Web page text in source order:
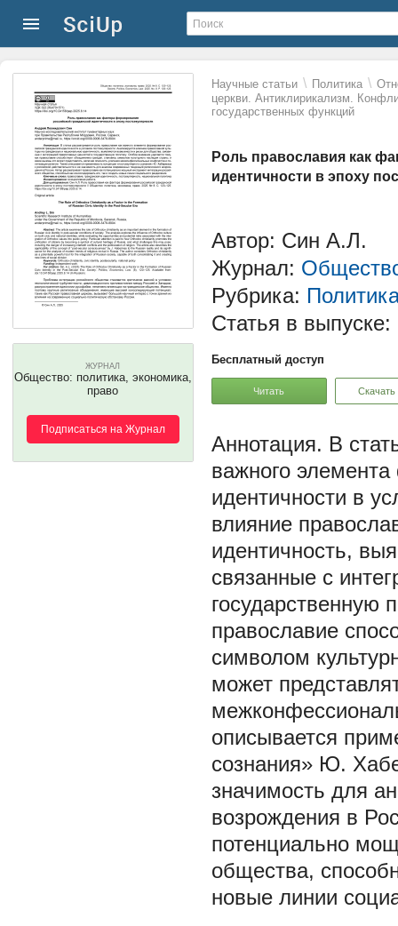
Научные статьи \ Политика \
церкви. Антиклирикализм.
государственных функций
Роль православия как
идентичности в эпоху
ЖУРНАЛ
Общество: политика, экономика,
право
Подписаться на Журнал
Автор: Син А.Л.
Журнал:
Рубрика:
Статья в выпуске:
Бесплатный доступ
Читать Скачать
В
важного
идентичности в
влияние
идентичность,
связанные с
государственную
православие
символом
может
описывается
сознания» Ю.
значимость для
возрождения в
потенциально
общества,
новые линии